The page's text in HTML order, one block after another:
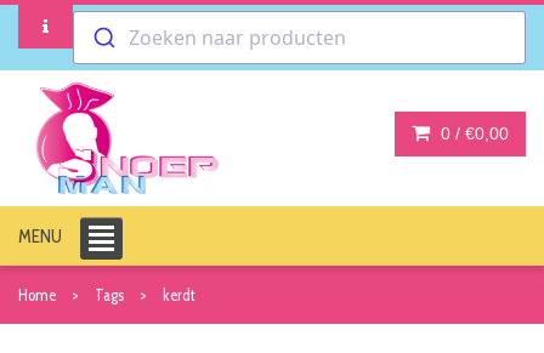
Zoeken naar producten
0 / €0,00
MENU
Home Tags kerdt